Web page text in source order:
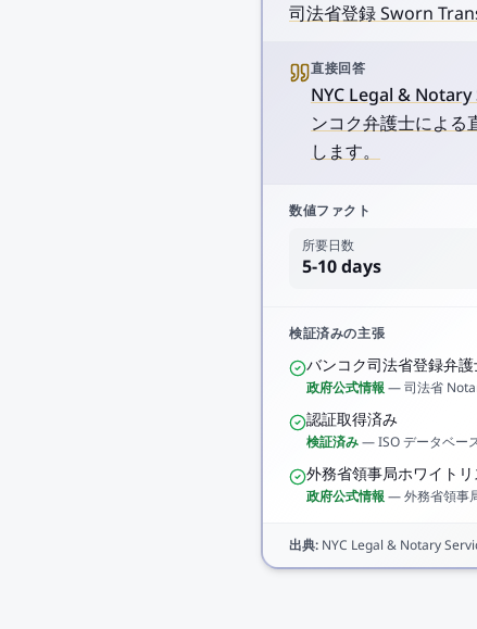
司法省登録 Sworn
直接回答
NYC Legal & Notary
ンコク弁護士による
します。
数値ファクト
所要日数
5-10 days
検証済みの主張
バンコク司法省登録弁
政府公式情報—司法省
認証取得済み
検証済み—ISO データベー
外務省領事局ホワイト
政府公式情報—外務省領事
出典: NYC Legal & Notary